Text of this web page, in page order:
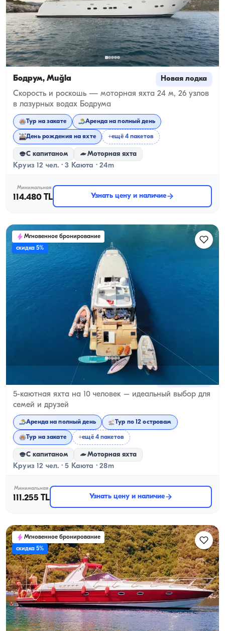
Бодрум, Muğla Новая лодка
Скорость и роскошь — моторная яхта 24 м, 26 узлов
в лазурных водах Бодрума
Тур на закате Аренда на полный день
День рождения на яхте +ещё 4 пакетов
С капитаном Моторная яхта
Круиз 12 чел. · 3 Каюта · 24m
Минимальная
114.480 TL Узнать цену и наличие
Мгновенное бронирование
скидка 5%
Новая лодка
5-каютная яхта на 10 человек – идеальный выбор для
семей и друзей
Аренда на полный день Тур по 12 островам
Тур на закате +ещё 4 пакетов
С капитаном Моторная яхта
Круиз 12 чел. · 5 Каюта · 28m
Минимальная
111.255 TL Узнать цену и наличие
Мгновенное бронирование
скидка 5%